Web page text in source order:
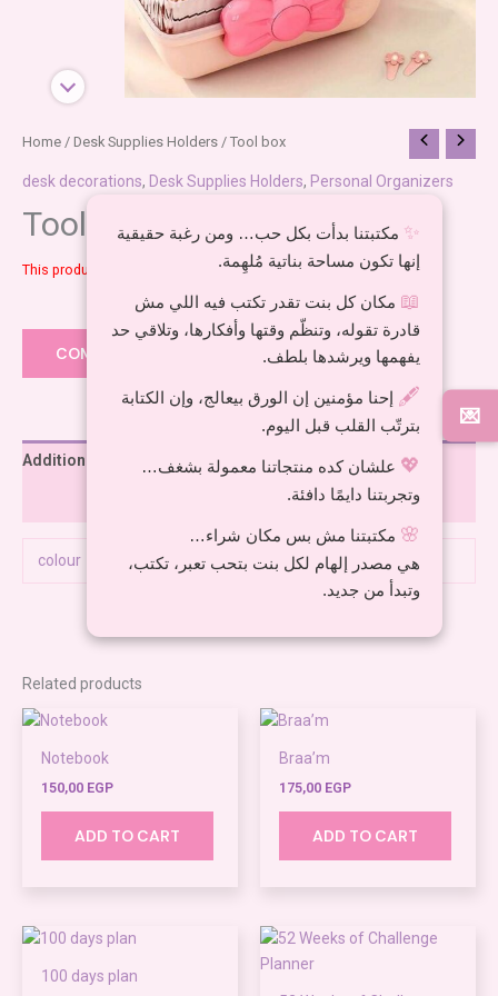
Home / Desk Supplies Holders / Tool box
desk decorations, Desk Supplies Holders, Personal Organizers
Tool box
This product is currently out of stock and unavailable.
Add to wishlist
COMPARE
Additional information
colour pink, purple
Related products
Notebook
150,00 EGP
ADD TO CART
Braa’m
175,00 EGP
ADD TO CART
100 days plan
💌
✨ مكتبتنا بدأت بكل حب… ومن رغبة حقيقية
إنها تكون مساحة بناتية مُلهِمة.
📖 مكان كل بنت تقدر تكتب فيه اللي مش
قادرة تقوله، وتنظّم وقتها وأفكارها، وتلاقي حد
يفهمها ويرشدها بلطف.
🖋️ إحنا مؤمنين إن الورق بيعالج، وإن الكتابة
بترتّب القلب قبل اليوم.
💖 علشان كده منتجاتنا معمولة بشغف…
وتجربتنا دايمًا دافئة.
🌸 مكتبتنا مش بس مكان شراء…
هي مصدر إلهام لكل بنت بتحب تعبر، تكتب،
وتبدأ من جديد.